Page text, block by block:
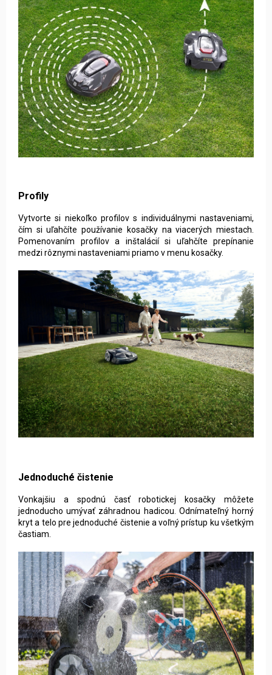
Profily
Vytvorte si niekoľko profilov s individuálnymi nastaveniami,
čím si uľahčíte používanie kosačky na viacerých miestach.
Pomenovaním profilov a inštalácií si uľahčíte prepínanie
medzi rôznymi nastaveniami priamo v menu kosačky.
Jednoduché čistenie
Vonkajšiu a spodnú časť robotickej kosačky môžete
jednoducho umývať záhradnou hadicou. Odnímateľný horný
kryt a telo pre jednoduché čistenie a voľný prístup ku všetkým
častiam.